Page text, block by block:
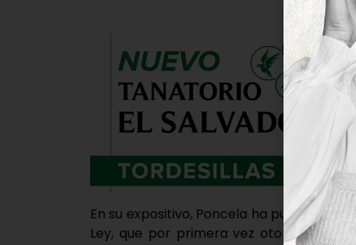
En su expositivo, Poncela ha puesto de
Ley, que por primera vez otorga al